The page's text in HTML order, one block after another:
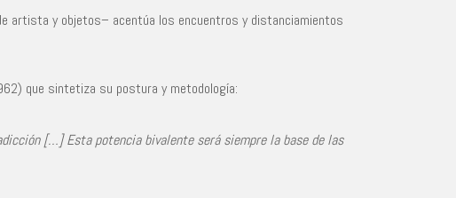
artista y objetos– acentúa los encuentros y distanciamientos
que sintetiza su postura y metodología:
[…] Esta potencia bivalente será siempre la base de las